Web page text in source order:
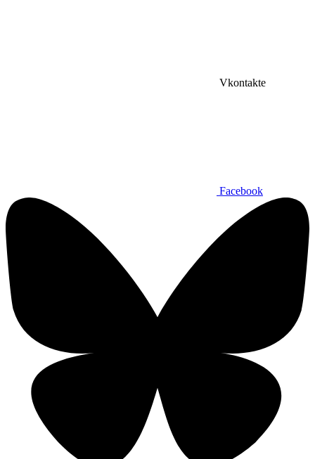
Vkontakte
Facebook